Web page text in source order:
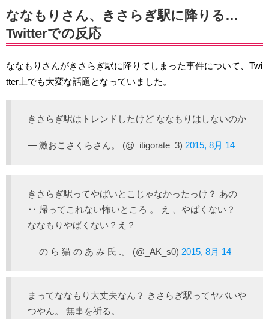
ななもりさん、きさらぎ駅に降りる…
Twitterでの反応
ななもりさんがきさらぎ駅に降りてしまった事件について、Twi
tter上でも大変な話題となっていました。
きさらぎ駅はトレンドしたけど ななもりはしないのか
— 激おこさくらさん。 (@_itigorate_3) 2015, 8月 14
きさらぎ駅ってやばいとこじゃなかったっけ？ あの
‥ 帰ってこれない怖いところ 。 え 、やばくない？
ななもりやばくない？え？
— の ら 猫 の あ み 氏 .。 (@_AK_s0) 2015, 8月 14
まってななもり大丈夫なん？ きさらぎ駅ってヤバいや
つやん。 無事を祈る。